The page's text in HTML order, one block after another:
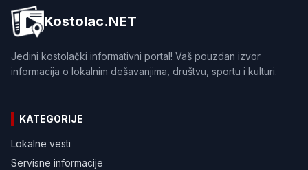
Kostolac.NET
Jedini kostolački informativni portal! Vaš pouzdan izvor
informacija o lokalnim dešavanjima, društvu, sportu i kulturi.
KATEGORIJE
Lokalne vesti
Servisne informacije